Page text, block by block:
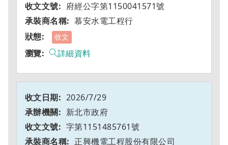
府經公字第1150041571號
慕安水電工程行
收文
詳細資料
2026/7/29
新北市政府
字第1151485761號
正興機電工程股份有限公司